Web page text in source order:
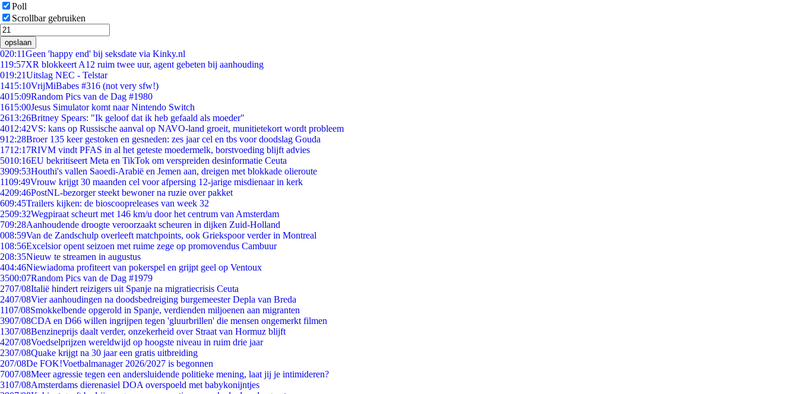
Poll
Scrollbar gebruiken
opslaan
020:11Geen 'happy end' bij seksdate via Kinky.nl
119:57XR blokkeert A12 ruim twee uur, agent gebeten bij aanhouding
019:21Uitslag NEC - Telstar
1415:10VrijMiBabes #316 (not very sfw!)
4015:09Random Pics van de Dag #1980
1615:00Jesus Simulator komt naar Nintendo Switch
2613:26Britney Spears: "Ik geloof dat ik heb gefaald als moeder"
4012:42VS: kans op Russische aanval op NAVO-land groeit, munitietekort wordt probleem
912:28Broer 135 keer gestoken en gesneden: zes jaar cel en tbs voor doodslag Gouda
1712:17RIVM vindt PFAS in al het geteste moedermelk, borstvoeding blijft advies
5010:16EU bekritiseert Meta en TikTok om verspreiden desinformatie Ceuta
3909:53Houthi's vallen Saoedi-Arabië en Jemen aan, dreigen met blokkade olieroute
1109:49Vrouw krijgt 30 maanden cel voor afpersing 12-jarige misdienaar in kerk
4209:46PostNL-bezorger steekt bewoner na ruzie over pakket
609:45Trailers kijken: de bioscoopreleases van week 32
2509:32Wegpiraat scheurt met 146 km/u door het centrum van Amsterdam
709:28Aanhoudende droogte veroorzaakt scheuren in dijken Zuid-Holland
008:59Van de Zandschulp overleeft matchpoints, ook Griekspoor verder in Montreal
108:56Excelsior opent seizoen met ruime zege op promovendus Cambuur
208:35Nieuw te streamen in augustus
404:46Niewiadoma profiteert van pokerspel en grijpt geel op Ventoux
3500:07Random Pics van de Dag #1979
2707/08Italië hindert reizigers uit Spanje na migratiecrisis Ceuta
2407/08Vier aanhoudingen na doodsbedreiging burgemeester Depla van Breda
1107/08Smokkelbende opgerold in Spanje, verdienden miljoenen aan migranten
3907/08CDA en D66 willen ingrijpen tegen 'gluurbrillen' die mensen ongemerkt filmen
1307/08Benzineprijs daalt verder, onzekerheid over Straat van Hormuz blijft
4207/08Voedselprijzen wereldwijd op hoogste niveau in ruim drie jaar
2307/08Quake krijgt na 30 jaar een gratis uitbreiding
207/08De FOK!Voetbalmanager 2026/2027 is begonnen
7007/08Meer agressie tegen een andersluidende politieke mening, laat jij je intimideren?
3107/08Amsterdams dierenasiel DOA overspoeld met babykonijntjes